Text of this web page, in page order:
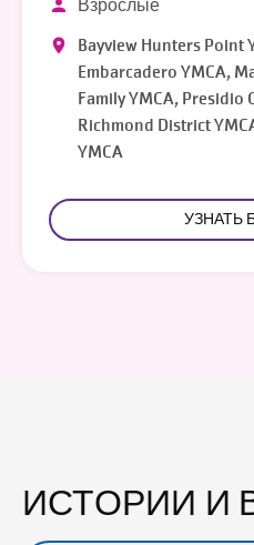
Взрослые
Bayview Hunters Point
Embarcadero YMCA,
Family YMCA, Presidio
Richmond District
YMCA
УЗНАТЬ
ИСТОРИИ И